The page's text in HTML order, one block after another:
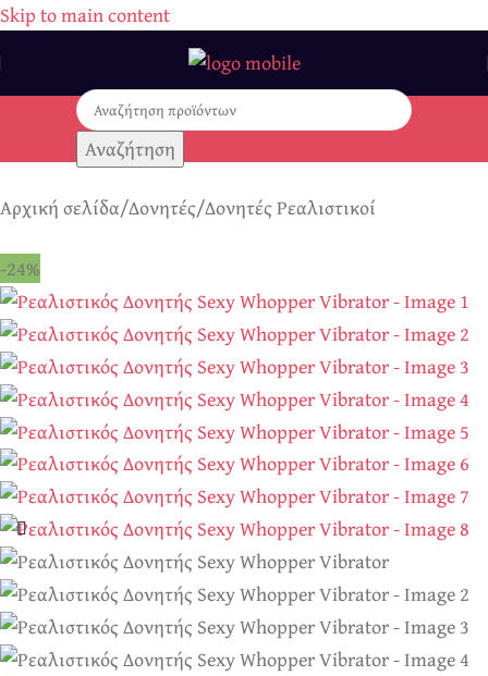
Skip to main content
Αναζήτηση
Αρχική σελίδα/Δονητές/Δονητές Ρεαλιστικοί
-24%